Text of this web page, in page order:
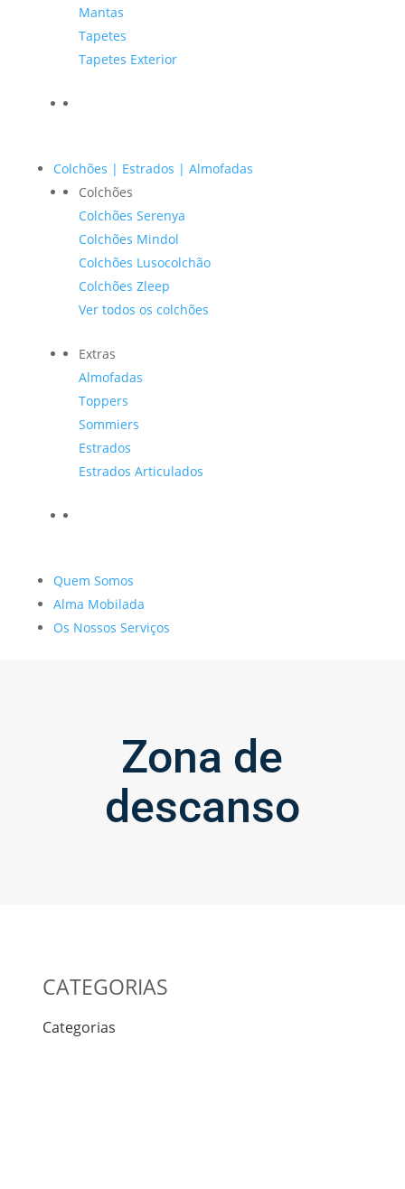
Mantas
Tapetes
Tapetes Exterior
Colchões | Estrados | Almofadas
Colchões
Colchões Serenya
Colchões Mindol
Colchões Lusocolchão
Colchões Zleep
Ver todos os colchões
Extras
Almofadas
Toppers
Sommiers
Estrados
Estrados Articulados
Quem Somos
Alma Mobilada
Os Nossos Serviços
Zona de
descanso
CATEGORIAS
Categorias